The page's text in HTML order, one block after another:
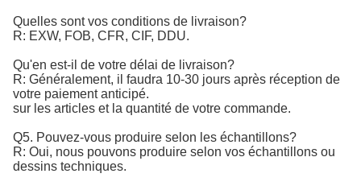
Quelles sont vos conditions de livraison?
R: EXW, FOB, CFR, CIF, DDU.
Qu'en est-il de votre délai de livraison?
R: Généralement, il faudra 10-30 jours après réception de
votre paiement anticipé.
sur les articles et la quantité de votre commande.
Q5. Pouvez-vous produire selon les échantillons?
R: Oui, nous pouvons produire selon vos échantillons ou
dessins techniques.